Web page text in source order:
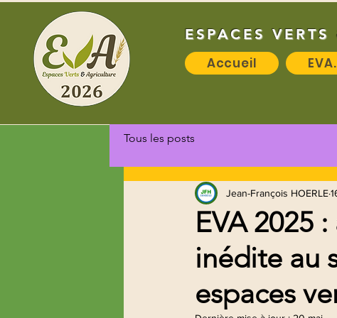
ESPACES
Accueil
Tous les posts
EVA 2025
inédite au
espaces
Jean-François HOERLE